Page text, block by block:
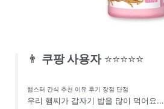
👨 쿠팡 사용자 ⭐⭐⭐⭐⭐
햄스터 간식 추천 이유 후기 장점 단점
우리 햄찌가 갑자기 밥을 많이 먹어요...